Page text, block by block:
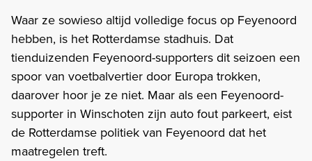
Waar ze sowieso altijd volledige focus op Feyenoord
hebben, is het Rotterdamse stadhuis. Dat
tienduizenden Feyenoord-supporters dit seizoen een
spoor van voetbalvertier door Europa trokken,
daarover hoor je ze niet. Maar als een Feyenoord-
supporter in Winschoten zijn auto fout parkeert, eist
de Rotterdamse politiek van Feyenoord dat het
maatregelen treft.